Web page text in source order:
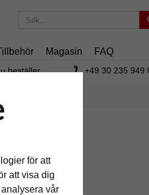
för att
att visa dig
vår
Magasin FAQ
beställer. +49 30 235 949